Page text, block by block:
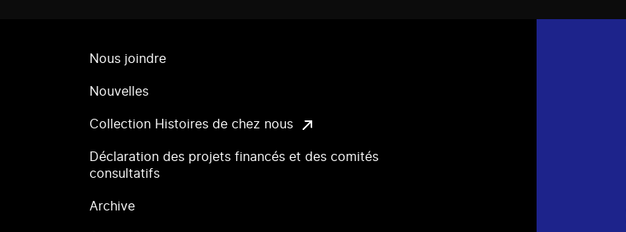
Nous joindre
Nouvelles
Collection Histoires de chez nous
Déclaration des projets financés et des comités
consultatifs
Archive